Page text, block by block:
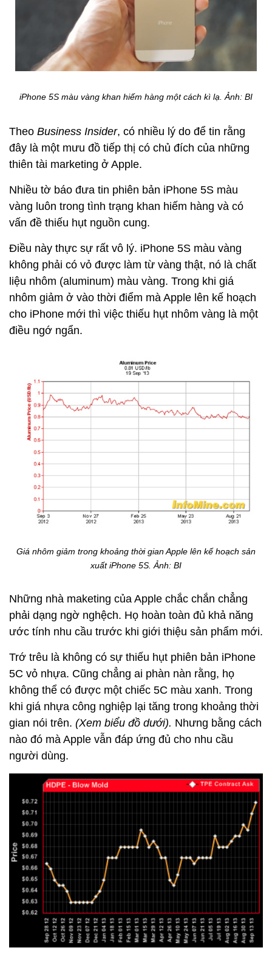
iPhone 5S màu vàng khan hiếm hàng một cách kì lạ. Ảnh: BI
Theo Business Insider, có nhiều lý do để tin rằng
đây là một mưu đồ tiếp thị có chủ đích của những
thiên tài marketing ở Apple.
Nhiều tờ báo đưa tin phiên bản iPhone 5S màu
vàng luôn trong tình trạng khan hiếm hàng và có
vấn đề thiếu hụt nguồn cung.
Điều này thực sự rất vô lý. iPhone 5S màu vàng
không phải có vỏ được làm từ vàng thật, nó là chất
liệu nhôm (aluminum) màu vàng. Trong khi giá
nhôm giảm ở vào thời điểm mà Apple lên kế hoạch
cho iPhone mới thì việc thiếu hụt nhôm vàng là một
điều ngớ ngẩn.
Giá nhôm giảm trong khoảng thời gian Apple lên kế hoạch sản
xuất iPhone 5S. Ảnh: BI
Những nhà maketing của Apple chắc chắn chẳng
phải dạng ngờ nghệch. Họ hoàn toàn đủ khả năng
ước tính nhu cầu trước khi giới thiệu sản phẩm mới.
Trớ trêu là không có sự thiếu hụt phiên bản iPhone
5C vỏ nhựa. Cũng chẳng ai phàn nàn rằng, họ
không thể có được một chiếc 5C màu xanh. Trong
khi giá nhựa công nghiệp lại tăng trong khoảng thời
gian nói trên. (Xem biểu đồ dưới). Nhưng bằng cách
nào đó mà Apple vẫn đáp ứng đủ cho nhu cầu
người dùng.